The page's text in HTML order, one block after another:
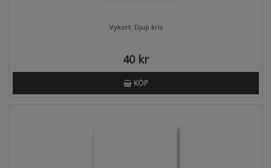
Vykort: Djup kris
40 kr
KÖP